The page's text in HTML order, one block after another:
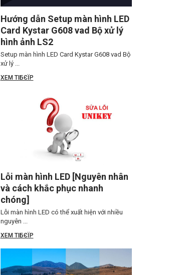
Hướng dẫn Setup màn hình LED
Card Kystar G608 vad Bộ xử lý
hình ảnh LS2
Setup màn hình LED Card Kystar G608 vad Bộ
xử lý ...
XEM TIБЄЇP
Lỗi màn hình LED [Nguyên nhân
và cách khắc phục nhanh
chóng]
Lỗi màn hình LED có thể xuất hiện với nhiều
nguyên ...
XEM TIБЄЇP